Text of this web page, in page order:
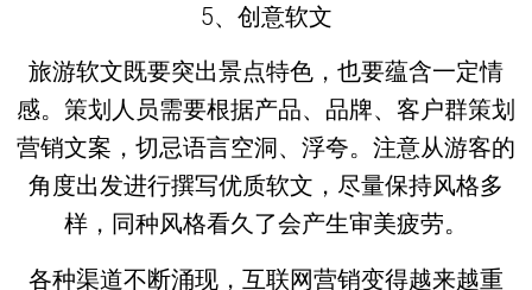
5、创意软文
旅游软文既要突出景点特色，也要蕴含一定情
感。策划人员需要根据产品、品牌、客户群策划
营销文案，切忌语言空洞、浮夸。注意从游客的
角度出发进行撰写优质软文，尽量保持风格多
样，同种风格看久了会产生审美疲劳。
各种渠道不断涌现，互联网营销变得越来越重